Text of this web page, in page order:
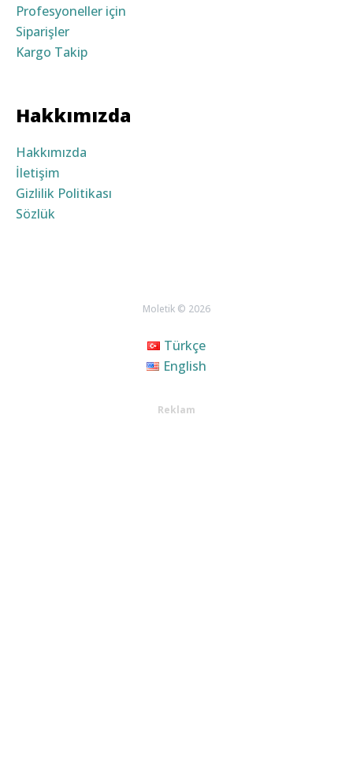
Profesyoneller için
Siparişler
Kargo Takip
Hakkımızda
Hakkımızda
İletişim
Gizlilik Politikası
Sözlük
Moletik © 2026
Türkçe
English
Reklam